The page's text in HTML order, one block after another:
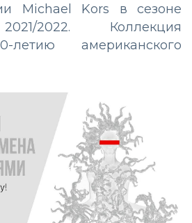
Michael Kors в сезоне
2022. Коллекция
летию американского